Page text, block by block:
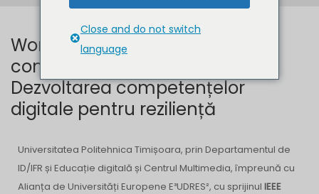
Workshop internațional
competențe digitale 2025:
Dezvoltarea competențelor
digitale pentru reziliență
Universitatea Politehnica Timișoara, prin Departamentul de
ID/IFR și Educație digitală și Centrul Multimedia, împreună cu
Alianța de Universități Europene E³UDRES², cu sprijinul IEEE
Close and do not switch
language